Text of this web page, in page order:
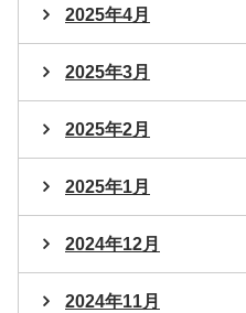
2025年4月
2025年3月
2025年2月
2025年1月
2024年12月
2024年11月